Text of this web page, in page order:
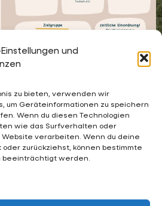
und
zu bieten, verwenden wir
um Geräteinformationen zu speichern
Wenn du diesen Technologien
wie das Surfverhalten oder
verarbeiten. Wenn du deine
zurückziehst, können bestimmte
beeinträchtigt werden.
02053 4969 0
gestellte Fragen